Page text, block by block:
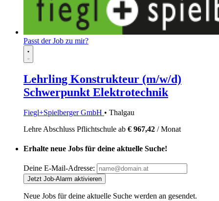
Passt der Job zu mir?
Lehrling Konstrukteur (m/w/d)
Schwerpunkt Elektrotechnik
Fiegl+Spielberger GmbH • Thalgau
LehreAbschluss Pflichtschule ab € 967,42 / Monat
Erhalte neue Jobs für deine aktuelle Suche!
Deine E-Mail-Adresse:
Jetzt Job-Alarm aktivieren
Neue Jobs für deine aktuelle Suche werden an gesendet.